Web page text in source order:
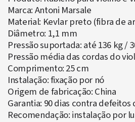
Marca: Antoni Marsale
Material: Kevlar preto (fibra de
Diâmetro: 1,1 mm
Pressão suportada: até 136 kg /
Pressão média das cordas do
Comprimento: 25 cm
Instalação: fixação por nó
Origem de fabricação: China
Garantia: 90 dias contra defeitos
Recomendação: instalação por